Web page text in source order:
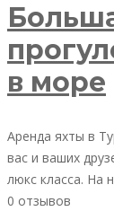
в море
Аренда яхты в
вас и ваших
люкс класса. На
0 отзывов